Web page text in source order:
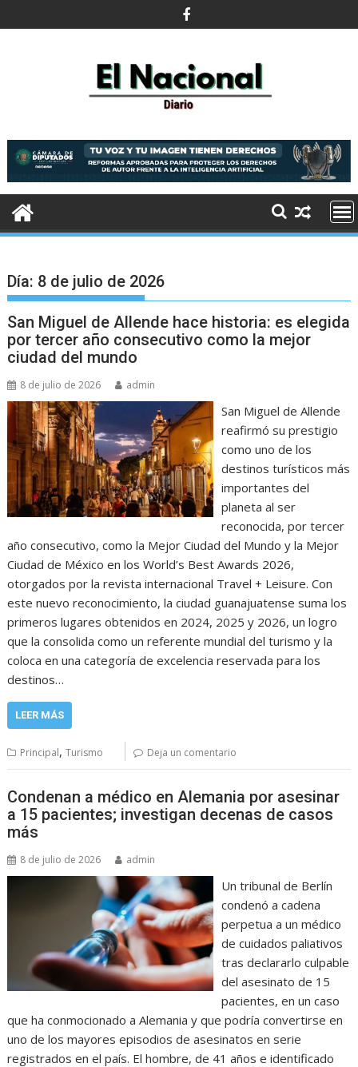
al
Día: 8 de julio de 2026
San Miguel de Allende hace historia: es elegida
por tercer año consecutivo como la mejor
ciudad del mundo
8 de julio de 2026 admin
San Miguel de Allende
reafirmó su prestigio
como uno de los
destinos turísticos más
importantes del
planeta al ser
reconocida, por tercer
año consecutivo, como la Mejor Ciudad del Mundo y la Mejor
Ciudad de México en los World’s Best Awards 2026,
otorgados por la revista internacional Travel + Leisure. Con
este nuevo reconocimiento, la ciudad guanajuatense suma los
primeros lugares obtenidos en 2024, 2025 y 2026, un logro
que la consolida como un referente mundial del turismo y la
coloca en una categoría de excelencia reservada para los
destinos…
LEER MÁS
Principal,Turismo Deja un comentario
Condenan a médico en Alemania por asesinar
a 15 pacientes; investigan decenas de casos
más
8 de julio de 2026 admin
Un tribunal de Berlín
condenó a cadena
perpetua a un médico
de cuidados paliativos
tras declararlo culpable
del asesinato de 15
pacientes, en un caso
que ha conmocionado a Alemania y que podría convertirse en
uno de los mayores episodios de asesinatos en serie
registrados en el país. El hombre, de 41 años e identificado